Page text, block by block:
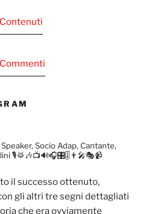
Socio Adap, Cantante,
🎙️🥁🎶📺🔊🎧🎛️🎚️👨‍🎤🎭📹